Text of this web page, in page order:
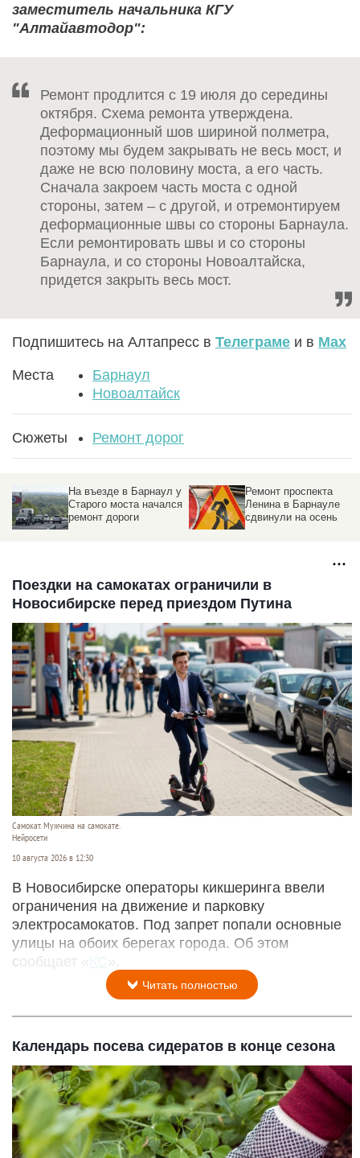
заместитель начальника КГУ
"Алтайавтодор":
Ремонт продлится с 19 июля до середины
октября. Схема ремонта утверждена.
Деформационный шов шириной полметра,
поэтому мы будем закрывать не весь мост, и
даже не всю половину моста, а его часть.
Сначала закроем часть моста с одной
стороны, затем – с другой, и отремонтируем
деформационные швы со стороны Барнаула.
Если ремонтировать швы и со стороны
Барнаула, и со стороны Новоалтайска,
придется закрыть весь мост.
Подпишитесь на Алтапресс в Телеграме и в Max
Места
Барнаул
Новоалтайск
Сюжеты Ремонт дорог
На въезде в Барнаул у
Старого моста начался
ремонт дороги
Ремонт проспекта
Ленина в Барнауле
сдвинули на осень
Поездки на самокатах ограничили в
Новосибирске перед приездом Путина
Самокат. Мужчина на самокате.
Нейросети
10 августа 2026 в 12:30
В Новосибирске операторы кикшеринга ввели
ограничения на движение и парковку
электросамокатов. Под запрет попали основные
улицы на обоих берегах города. Об этом
сообщает « КС
Читать полностью
Календарь посева сидератов в конце сезона